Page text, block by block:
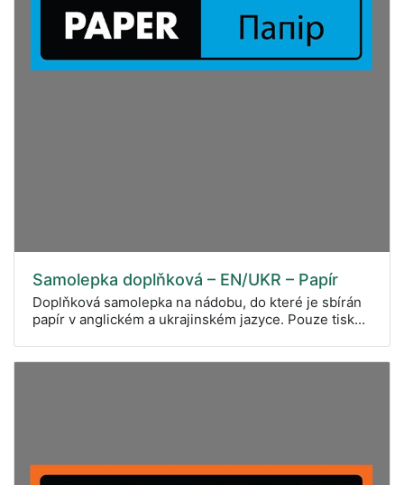
Samolepka doplňková – EN/UKR – Papír
Doplňková samolepka na nádobu, do které je sbírán
papír v anglickém a ukrajinském jazyce. Pouze tisk...